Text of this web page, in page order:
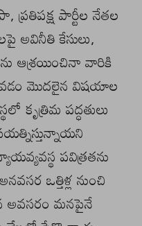
పార్టీల నేతల
అవినీతి కేసులు,
ఆశ్రయించినా వారికి
మొదలైన విషయాల
కృత్రిమ పద్ధతులు
పవిత్రతను
ఒత్తిళ్ల నుంచి
అవసరం మనపైనే